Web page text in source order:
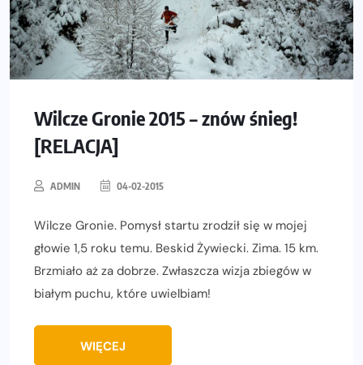
Wilcze Gronie 2015 – znów śnieg!
[RELACJA]
ADMIN 04-02-2015
Wilcze Gronie. Pomysł startu zrodził się w mojej
głowie 1,5 roku temu. Beskid Żywiecki. Zima. 15 km.
Brzmiało aż za dobrze. Zwłaszcza wizja zbiegów w
białym puchu, które uwielbiam!
WIĘCEJ